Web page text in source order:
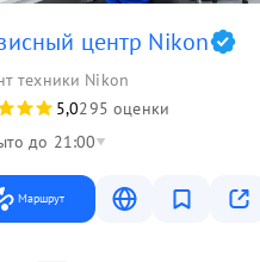
центр Nikon
техники Nikon
5,0295 оценки
до 21:00
Маршрут